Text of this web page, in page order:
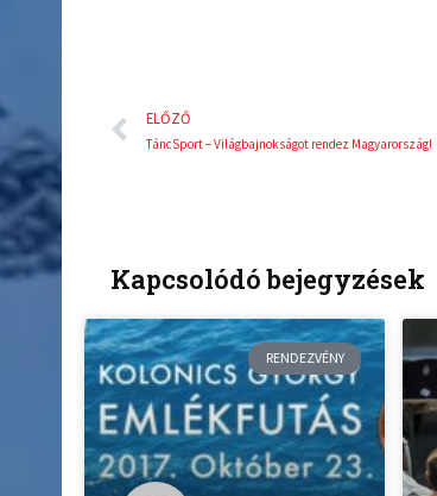
Előző
ELŐZŐ
TáncSport – Világbajnokságot rendez Magyarország!
Kapcsolódó bejegyzések
RENDEZVÉNY